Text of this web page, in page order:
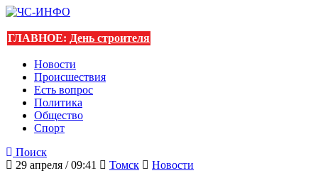
ГЛАВНОЕ: День строителя
Новости
Происшествия
Есть вопрос
Политика
Общество
Спорт
Поиск
29 апреля / 09:41
Томск Новости